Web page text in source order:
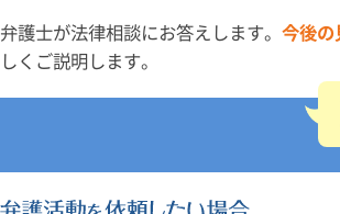
弁護士が法律相談にお答えします。 今後の
しくご説明します。